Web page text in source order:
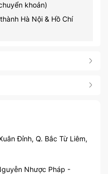
khoản)
Hà Nội & Hồ Chí
Đỉnh, Q. Bắc Từ Liêm,
Nhược Pháp -